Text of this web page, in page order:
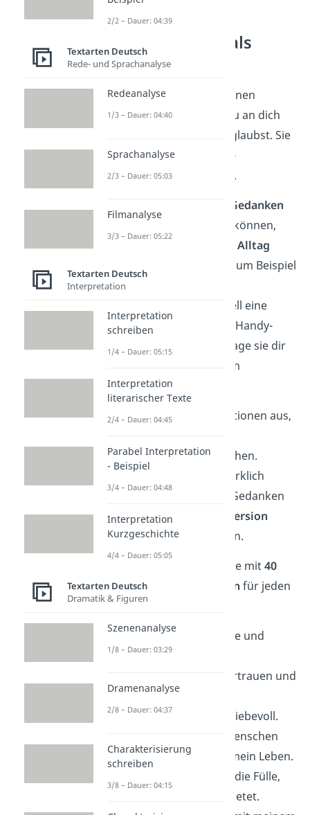
40 Positive
Affirmationen als
Inspiration
Mit positiven Affirmationen
sprichst du aus
, dass du an dich
und deine Fähigkeiten glaubst. Sie
sind deshalb oft als
Ich-
Botschaften
formuliert.
positiven Gedanken
ihre Wirkung entfalten können,
solltest du sie in deinen Alltag
integrieren. Hänge dir zum Beispiel
ein Post-it an deinen
Badezimmerspiegel, stell eine
positive Affirmation als Handy-
Hintergrund ein oder sage sie dir
jeden Morgen nach dem
Aufstehen auf.
Wichtig:Wähle Affirmationen aus,
Einstellungenentsprechen.
Überlege dir, was dir wirklich
wichtig ist und welche Gedanken
dir helfen, zur
besten Version
deines Selbst
zu werden.
Hier findest du eine Liste mit40
positiven Affirmationen für jeden
Tag:
Ich bin voller Energie und
Lebensfreude.
Ich strahle Selbstvertrauen und
Stärke aus.
Ich bin würdig und liebevoll.
Ich ziehe positive Menschen
und Situationen in mein Leben.
Ich bin dankbar für die Fülle,
die mir das Leben bietet.
2/2 – Dauer: 04:39
Textarten Deutsch
Rede- und Sprachanalyse
Redeanalyse
1/3 – Dauer: 04:40
Sprachanalyse
2/3 – Dauer: 05:03
Filmanalyse
3/3 – Dauer: 05:22
Textarten Deutsch
Interpretation
Interpretation
schreiben
1/4 – Dauer: 05:15
Interpretation
literarischer Texte
2/4 – Dauer: 04:45
Parabel Interpretation
- Beispiel
3/4 – Dauer: 04:48
Interpretation
Kurzgeschichte
4/4 – Dauer: 05:05
Textarten Deutsch
Dramatik & Figuren
Szenenanalyse
1/8 – Dauer: 03:29
Dramenanalyse
2/8 – Dauer: 04:37
Charakterisierung
schreiben
3/8 – Dauer: 04:15